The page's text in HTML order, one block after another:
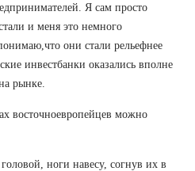
Я сам просто
и меня это немного
они стали рельефнее
инвестбанки оказались вполне
рынке.
восточноевропейцев можно
ноги навесу, согнув их в